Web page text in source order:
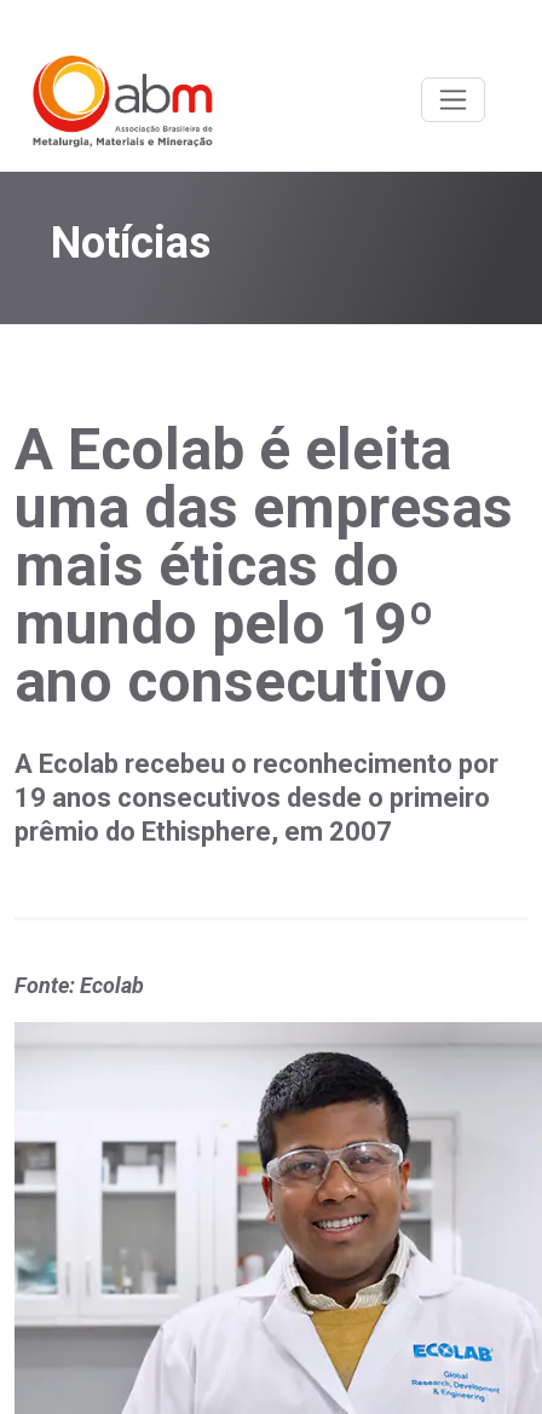
Notícias
A Ecolab é eleita
uma das empresas
mais éticas do
mundo pelo 19º
ano consecutivo
A Ecolab recebeu o reconhecimento por
19 anos consecutivos desde o primeiro
prêmio do Ethisphere, em 2007
Fonte: Ecolab